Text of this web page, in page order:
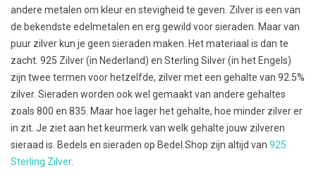
andere metalen om kleur en stevigheid te geven. Zilver is een van
de bekendste edelmetalen en erg gewild voor sieraden. Maar van
puur zilver kun je geen sieraden maken. Het materiaal is dan te
zacht. 925 Zilver (in Nederland) en Sterling Silver (in het Engels)
zijn twee termen voor hetzelfde, zilver met een gehalte van 92.5%
zilver. Sieraden worden ook wel gemaakt van andere gehaltes
zoals 800 en 835. Maar hoe lager het gehalte, hoe minder zilver er
in zit. Je ziet aan het keurmerk van welk gehalte jouw zilveren
sieraad is. Bedels en sieraden op Bedel.Shop zijn altijd van 925
Sterling Zilver.